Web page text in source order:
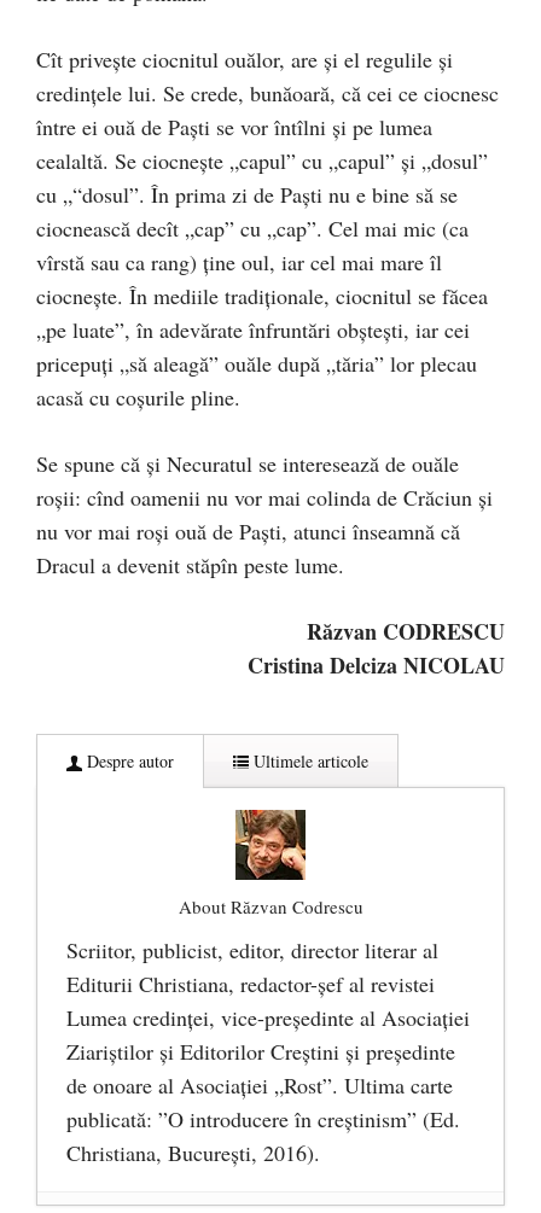
Cît priveşte ciocnitul ouălor, are şi el regulile şi
credinţele lui. Se crede, bunăoară, că cei ce ciocnesc
între ei ouă de Paşti se vor întîlni şi pe lumea
cealaltă. Se ciocneşte „capul” cu „capul” şi „dosul”
cu „“dosul”. În prima zi de Paşti nu e bine să se
ciocnească decît „cap” cu „cap”. Cel mai mic (ca
vîrstă sau ca rang) ţine oul, iar cel mai mare îl
ciocneşte. În mediile tradiţionale, ciocnitul se făcea
„pe luate”, în adevărate înfruntări obşteşti, iar cei
pricepuţi „să aleagă” ouăle după „tăria” lor plecau
acasă cu coşurile pline.
Se spune că şi Necuratul se interesează de ouăle
roşii: cînd oamenii nu vor mai colinda de Crăciun şi
nu vor mai roşi ouă de Paşti, atunci înseamnă că
Dracul a devenit stăpîn peste lume.
Răzvan CODRESCU
Cristina Delciza NICOLAU
Despre autor Ultimele articole
About Răzvan Codrescu
Scriitor, publicist, editor, director literar al
Editurii Christiana, redactor-şef al revistei
Lumea credinţei, vice-preşedinte al Asociaţiei
Ziariştilor şi Editorilor Creştini şi preşedinte
de onoare al Asociaţiei „Rost”. Ultima carte
publicată: ”O introducere în creștinism” (Ed.
Christiana, Bucureşti, 2016).